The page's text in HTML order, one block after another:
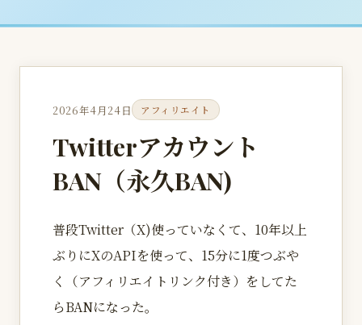
2026年4月24日 アフィリエイト
Twitterアカウント
BAN（永久BAN)
普段Twitter（X)使っていなくて、10年以上
ぶりにXのAPIを使って、15分に1度つぶや
く（アフィリエイトリンク付き）をしてた
らBANになった。